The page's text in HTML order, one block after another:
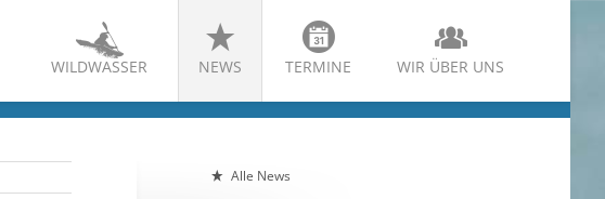
WILDWASSER NEWS TERMINE WIR ÜBER UNS
Alle News